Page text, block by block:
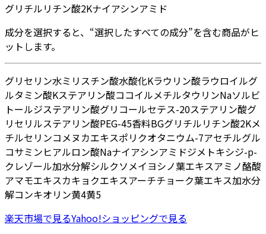
グリチルリチン酸2Kナイアシンアミド
成分を選択すると、“選択したすべての成分”を含む商品がヒ
ットします。
グリセリン水ミリスチン酸水酸化Kラウリン酸ラウロイルグ
ルタミン酸Kステアリン酸ココイルメチルタウリンNaソルビ
トールジステアリン酸グリコールセテス-20ステアリン酸グ
リセリルステアリン酸PEG-45香料BGグリチルリチン酸2Kメ
チルセリンコメヌカエキスポリクオタニウム-7アセチルグル
コサミンヒアルロン酸Naナイアシンアミドジメトキシジ-p-
クレゾール加水分解シルクソメイヨシノ葉エキスアミノ酪酸
アマモエキスカキョクエキスアーチチョーク葉エキス加水分
解コンキオリン黄4黄5
楽天市場で見るYahoo!ショッピングで見る